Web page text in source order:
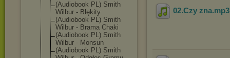
(Audiobook PL) Smith
Wilbur - Błękity
(Audiobook PL) Smith
Wilbur - Brama Chaki
(Audiobook PL) Smith
Wilbur - Monsun
(Audiobook PL) Smith
02.Czy zna